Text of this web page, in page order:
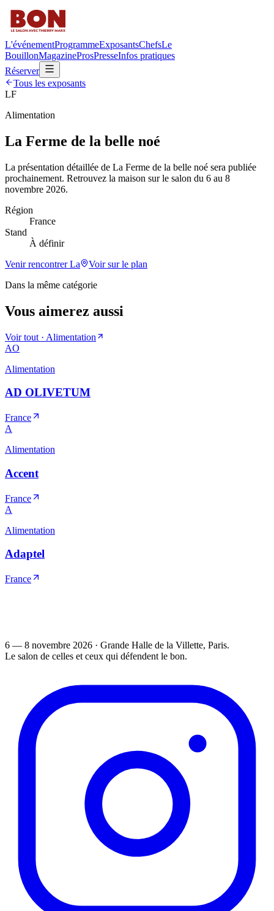
L'événementProgrammeExposantsChefsLe
BouillonMagazineProsPresseInfos pratiques
Réserver
Tous les exposants
LF
Alimentation
La Ferme de la belle noé
La présentation détaillée de La Ferme de la belle noé sera publiée
prochainement. Retrouvez la maison sur le salon du 6 au 8
novembre 2026.
Région
France
Stand
À définir
Venir rencontrerLa
Voir sur le plan
Dans la même catégorie
Vous aimerez aussi
Voir tout · Alimentation
AO
Alimentation
AD OLIVETUM
France
A
Alimentation
Accent
France
A
Alimentation
Adaptel
France
6 — 8 novembre 2026 · Grande Halle de la Villette, Paris.
Le salon de celles et ceux qui défendent le bon.